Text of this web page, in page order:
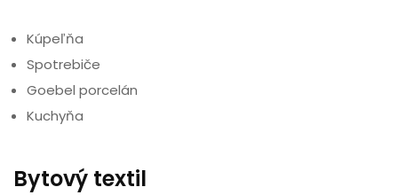
Kúpeľňa
Spotrebiče
Goebel porcelán
Kuchyňa
Bytový textil